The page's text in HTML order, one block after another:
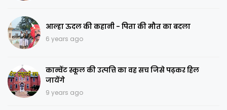
आल्हा ऊदल की कहानी - पिता की मौत का बदला
6 years ago
कान्वेंट स्कूल की उत्पत्ति का वह सच जिसे पढ़कर हिल
जायेंगे
9 years ago